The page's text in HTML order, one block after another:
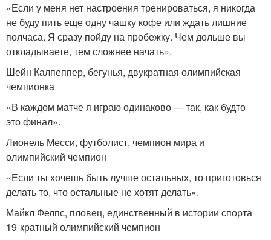
«Если у меня нет настроения тренироваться, я никогда
не буду пить еще одну чашку кофе или ждать лишние
полчаса. Я сразу пойду на пробежку. Чем дольше вы
откладываете, тем сложнее начать».
Шейн Калпеппер, бегунья, двукратная олимпийская
чемпионка
«В каждом матче я играю одинаково — так, как будто
это финал».
Лионель Месси, футболист, чемпион мира и
олимпийский чемпион
«Если ты хочешь быть лучше остальных, то приготовься
делать то, что остальные не хотят делать».
Майкл Фелпс, пловец, единственный в истории спорта
19-кратный олимпийский чемпион